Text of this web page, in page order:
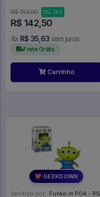
R$ 150,00
5% OFF
R$ 142,50
4x R$ 35,63 sem juros
Frete Grátis
Carrinho
💖 GEEKDOWN
Vendido por: Funko in POA - RS